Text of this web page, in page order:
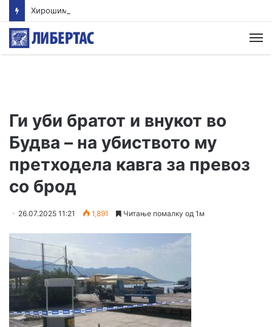
Ги уби братот и внукот во
Будва – на убиството му
претходела кавга за превоз
со брод
26.07.2025 11:21 1,891 Читање помалку од 1м